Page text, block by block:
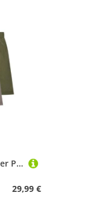
Jack & Jones Boxershorts 3er Pack Milano (Spar-Set, 3-St) Boxershorts - Baumwolle - ohne Eingriff - Atmungsaktiv
29,99 €